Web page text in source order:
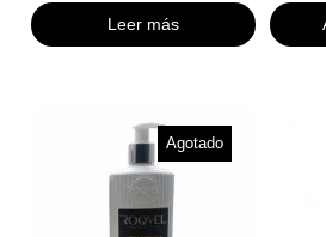
Leer más
Agotado